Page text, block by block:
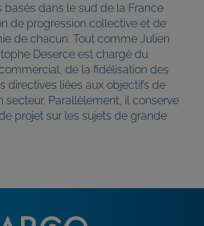
basés dans le sud de la France
de progression collective et de
de chacun. Tout comme Julien
Deserce est chargé du
de la fidélisation des
directives liées aux objectifs de
secteur. Parallèlement, il conserve
projet sur les sujets de grande